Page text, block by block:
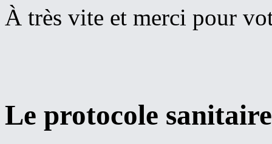
À très vite et merci pour
Le protocole sanitaire